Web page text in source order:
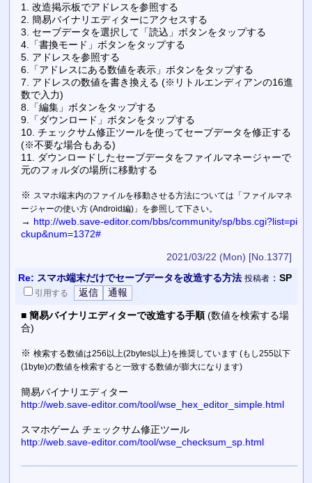
1. 改造掲示板でアドレスを参照する
2. 簡易バイナリエディターにアクセスする
3. セーブデータを選択して「読込」ボタンをタップする
4.「書換モード」ボタンをタップする
5. アドレスを参照する
6.「アドレスにある数値を表示」ボタンをタップする
7. アドレスの数値を書き換える (※リトルエンディアンの16進
数で入力)
8.「編集」ボタンをタップする
9.「ダウンロード」ボタンをタップする
10. チェックサム修正ツールを使ってセーブデータを修正する
(※不要な場合もある)
11. ダウンロードしたセーブデータをファイルマネージャーで
元のフォルダの場所に移動する
※
スマホ端末内のファイルを移動させる方法については「ファイルマネ
ージャーの使い方 (Android編)」を参照して下さい。
→ http://web.save-editor.com/bbs/community/sp/bbs.cgi?list=pi
ckup&num=1372#
2021/03/22 (Mon) [No.1377]
Re: スマホ端末だけでセーブデータを改造する方法 投稿者： SP
引用する
■ 簡易バイナリエディターで改造する手順(数値を検索する場
合)
※ 検索する数値は256以上(2bytes以上)を推奨しています (もし255以下
(1byte)の数値を検索すると一致する数値が膨大になります)
簡易バイナリエディター
http://web.save-editor.com/tool/wse_hex_editor_simple.html
スマホゲーム チェックサム修正ツール
http://web.save-editor.com/tool/wse_checksum_sp.html